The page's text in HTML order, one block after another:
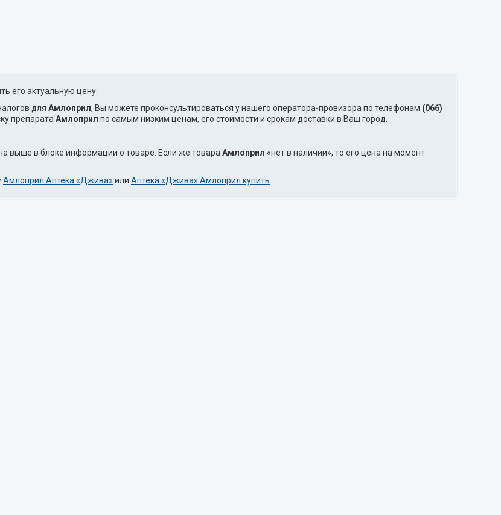
его актуальную цену.
для Амлоприл, Вы можете проконсультироваться у нашего оператора-провизора по телефонам (066)
препарата Амлоприл по самым низким ценам, его стоимости и срокам доставки в Ваш город.
выше в блоке информации о товаре. Если же товара Амлоприл «нет в наличии», то его цена на момент
Амлоприл Аптека «Джива» или Аптека «Джива» Амлоприл купить